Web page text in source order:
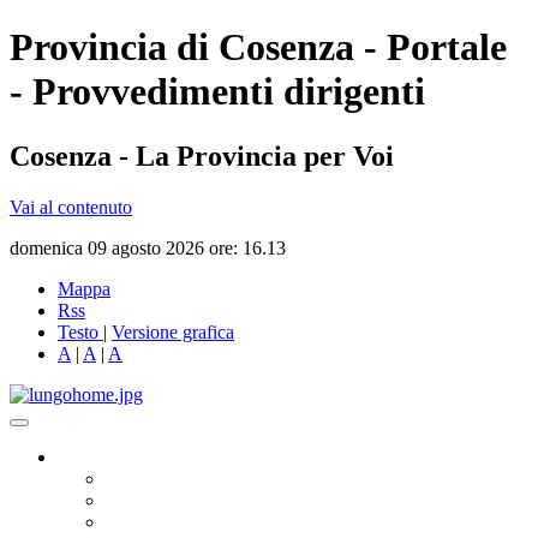
Provincia di Cosenza - Portale
- Provvedimenti dirigenti
Cosenza - La Provincia per Voi
Vai al contenuto
domenica 09 agosto 2026 ore: 16.13
Mappa
Rss
Testo | Versione grafica
A | A | A